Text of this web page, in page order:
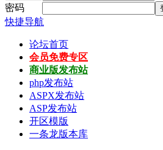
密码
快捷导航
论坛首页
会员免费专区
商业版发布站
php发布站
ASPX发布站
ASP发布站
开区模版
一条龙版本库